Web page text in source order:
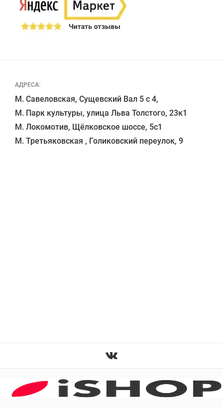
АДРЕСА:
М. Савеловская, Сущевский Вал 5 с 4,
М. Парк культуры, улица Льва Толстого, 23к1
М. Локомотив, Щёлковское шоссе, 5с1